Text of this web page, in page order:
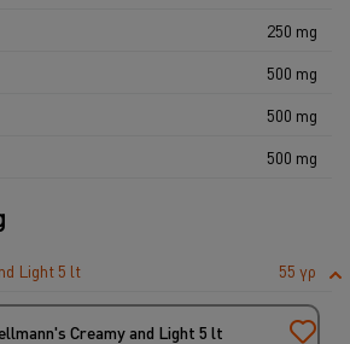
250 mg
500 mg
500 mg
500 mg
Light 5 lt 55 γρ
Creamy and Light 5 lt